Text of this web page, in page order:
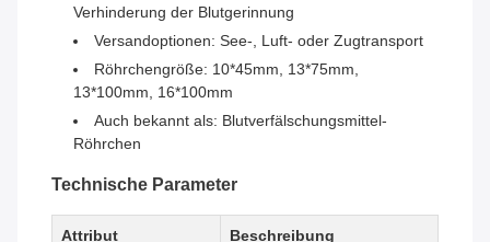
Verhinderung der Blutgerinnung
Versandoptionen: See-, Luft- oder Zugtransport
Röhrchengröße: 10*45mm, 13*75mm,
13*100mm, 16*100mm
Auch bekannt als: Blutverfälschungsmittel-
Röhrchen
Technische Parameter
Attribut Beschreibung